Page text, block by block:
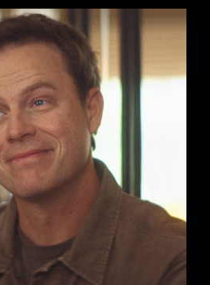
D’ANTHONY
MARCIANO
DANS
UNE
NOUVELLE
SÉRIE
CINÉMA
DÉBUTANT
LE
19
AOÛT
2026